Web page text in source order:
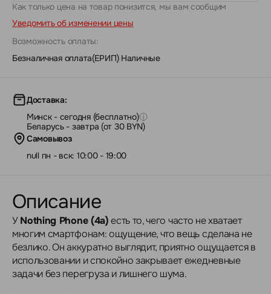
Как только цена на товар понизится, мы вам сообщим
Уведомить об изменении цены
Возможность оплаты:
Безналичная оплата(ЕРИП)| Наличные
Доставка:
Минск - сегодня (бесплатно)
Беларусь - завтра (от 30 BYN)
Самовывоз
null пн - вск: 10:00 - 19:00
Описание
УNothing Phone (4a)есть то, чего часто не хватает
многим смартфонам: ощущение, что вещь сделана не
безлико. Он аккуратно выглядит, приятно ощущается в
использовании и спокойно закрывает ежедневные
задачи без перегруза и лишнего шума.